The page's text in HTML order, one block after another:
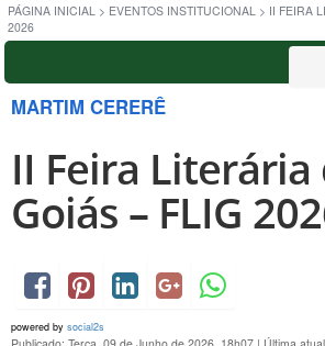
PÁGINA INICIAL > EVENTOS INSTITUCIONAL > II FEIRA
2026
MARTIM CERERÊ
II Feira Literária
Goiás – FLIG
powered by social2s